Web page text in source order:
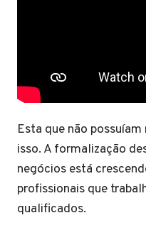
Esta que não
isso. A formalização
negócios está
profissionais que
qualificados.